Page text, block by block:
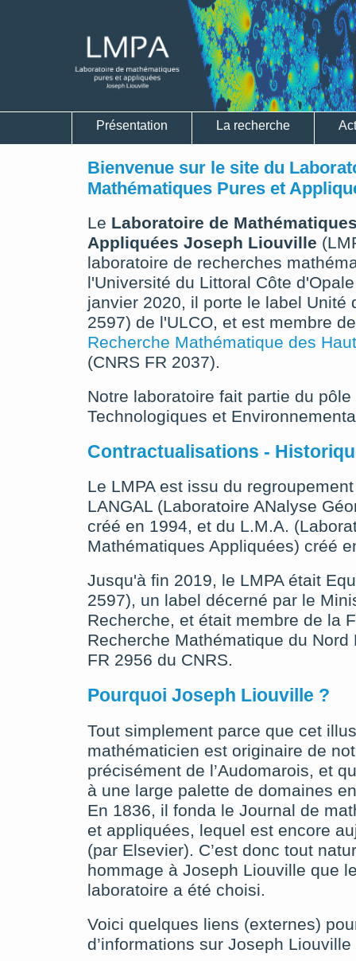
Présentation La recherche
Bienvenue sur le site du
Mathématiques Pures et
Le Laboratoire de
Appliquées Joseph Liouville
laboratoire de recherches
l'Université du Littoral Côte
janvier 2020, il porte le label Unité
2597) de l'ULCO, et est membre
Recherche Mathématique des
(CNRS FR 2037).
Notre laboratoire fait partie du pôle
Technologiques et
Contractualisations -
Le LMPA est issu du
LANGAL (Laboratoire ANalyse
créé en 1994, et du L.M.A.
Mathématiques Appliquées) créé
Jusqu'à fin 2019, le LMPA était
2597), un label décerné par le
Recherche, et était membre de la
Recherche Mathématique du Nord
FR 2956 du CNRS.
Pourquoi Joseph Liouville ?
Tout simplement parce que cet
mathématicien est originaire de
précisément de l’Audomarois, et
à une large palette de domaines
En 1836, il fonda le Journal de
et appliquées, lequel est encore
(par Elsevier). C’est donc tout
hommage à Joseph Liouville que
laboratoire a été choisi.
Voici quelques liens (externes)
d’informations sur Joseph Liouville